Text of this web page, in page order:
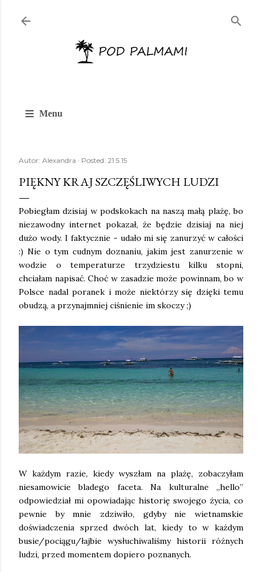
≡ Menu
Autor: Alexandra Posted: 21.5.15
PIĘKNY KRAJ SZCZĘŚLIWYCH LUDZI
Pobiegłam dzisiaj w podskokach na naszą małą plażę, bo
niezawodny internet pokazał, że będzie dzisiaj na niej
dużo wody. I faktycznie - udało mi się zanurzyć w całości
:) Nie o tym cudnym doznaniu, jakim jest zanurzenie w
wodzie o temperaturze trzydziestu kilku stopni,
chciałam napisać. Choć w zasadzie może powinnam, bo w
Polsce nadal poranek i może niektórzy się dzięki temu
obudzą, a przynajmniej ciśnienie im skoczy ;)
W każdym razie, kiedy wyszłam na plażę, zobaczyłam
niesamowicie bladego faceta. Na kulturalne „hello”
odpowiedział mi opowiadając historię swojego życia, co
pewnie by mnie zdziwiło, gdyby nie wietnamskie
doświadczenia sprzed dwóch lat, kiedy to w każdym
busie/pociągu/łajbie wysłuchiwaliśmy historii różnych
ludzi, przed momentem dopiero poznanych.